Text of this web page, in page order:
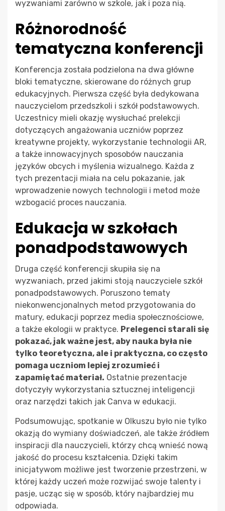
wyzwaniami zarówno w szkole, jak i poza nią.
Różnorodność
tematyczna konferencji
Konferencja została podzielona na dwa główne
bloki tematyczne, skierowane do różnych grup
edukacyjnych. Pierwsza część była dedykowana
nauczycielom przedszkoli i szkół podstawowych.
Uczestnicy mieli okazję wysłuchać prelekcji
dotyczących angażowania uczniów poprzez
kreatywne projekty, wykorzystanie technologii AR,
a także innowacyjnych sposobów nauczania
języków obcych i myślenia wizualnego. Każda z
tych prezentacji miała na celu pokazanie, jak
wprowadzenie nowych technologii i metod może
wzbogacić proces nauczania.
Edukacja w szkołach
ponadpodstawowych
Druga część konferencji skupiła się na
wyzwaniach, przed jakimi stoją nauczyciele szkół
ponadpodstawowych. Poruszono tematy
niekonwencjonalnych metod przygotowania do
matury, edukacji poprzez media społecznościowe,
a także ekologii w praktyce. Prelegenci starali się
pokazać, jak ważne jest, aby nauka była nie
tylko teoretyczna, ale i praktyczna, co często
pomaga uczniom lepiej zrozumieć i
zapamiętać materiał. Ostatnie prezentacje
dotyczyły wykorzystania sztucznej inteligencji
oraz narzędzi takich jak Canva w edukacji.
Podsumowując, spotkanie w Olkuszu było nie tylko
okazją do wymiany doświadczeń, ale także źródłem
inspiracji dla nauczycieli, którzy chcą wnieść nową
jakość do procesu kształcenia. Dzięki takim
inicjatywom możliwe jest tworzenie przestrzeni, w
której każdy uczeń może rozwijać swoje talenty i
pasje, ucząc się w sposób, który najbardziej mu
odpowiada.